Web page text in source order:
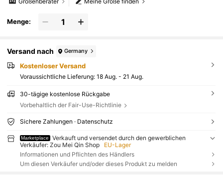
Menge:
Versand nach Germany
Kostenloser Versand
Voraussichtliche Lieferung: 18 Aug. - 21 Aug.
30-tägige kostenlose Rückgabe
Vorbehaltlich der Fair-Use-Richtlinie
Sichere Zahlungen · Datenschutz
Marketplace
Verkauft und versendet durch den gewerblichen
Verkäufer: Zou Mei Qin Shop
EU-Lager
Informationen und Pflichten des Händlers
Um diesen Verkäufer und/oder dieses Produkt zu melden